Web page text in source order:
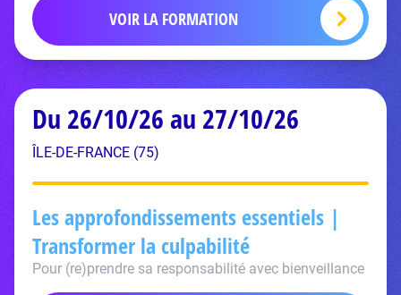
VOIR LA FORMATION
Du 26/10/26 au 27/10/26
ÎLE-DE-FRANCE (75)
Les approfondissements essentiels |
Transformer la culpabilité
Pour (re)prendre sa responsabilité avec bienveillance